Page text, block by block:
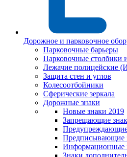
Дорожное и парковочное
Парковочные барьеры
Парковочные столбики
Лежачие полицейские
Защита стен и углов
Колесоотбойники
Сферические зеркала
Дорожные знаки
Новые знаки 2019
Запрещающие
Предписывающие
Информационные